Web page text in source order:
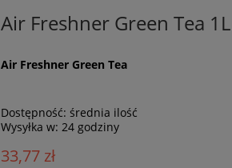
Air Freshner Green Tea 1L
Air Freshner Green Tea
Dostępność: średnia ilość
Wysyłka w: 24 godziny
33,77 zł